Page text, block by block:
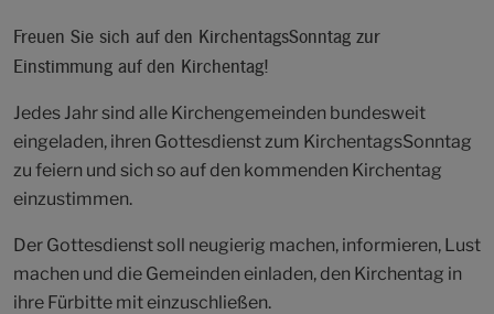
Freuen Sie sich auf den KirchentagsSonntag zur
Einstimmung auf den Kirchentag!
Jedes Jahr sind alle Kirchengemeinden bundesweit
eingeladen, ihren Gottesdienst zum KirchentagsSonntag
zu feiern und sich so auf den kommenden Kirchentag
einzustimmen.
Der Gottesdienst soll neugierig machen, informieren, Lust
machen und die Gemeinden einladen, den Kirchentag in
ihre Fürbitte mit einzuschließen.